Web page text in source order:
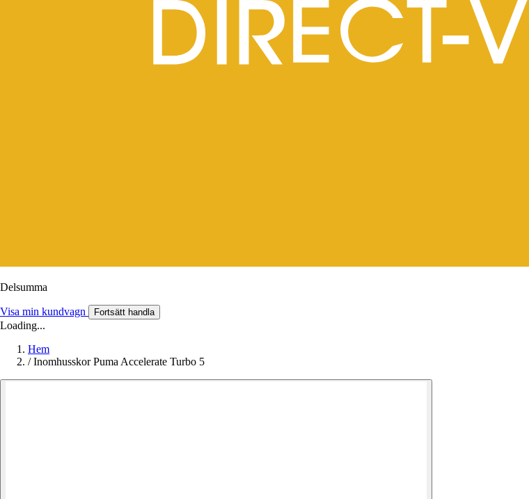
Delsumma
Visa min kundvagn Fortsätt handla
Loading...
Hem
/ Inomhusskor Puma Accelerate Turbo 5